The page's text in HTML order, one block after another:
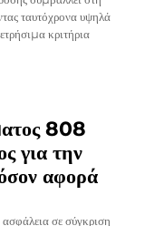
ταυτόχρονα υψηλά
κριτήρια
808
για την
αφορά
σε σύγκριση